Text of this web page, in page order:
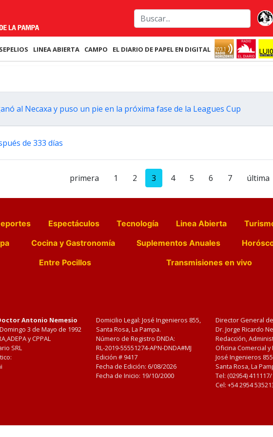
SEPELIOS LINEA ABIERTA CAMPO EL DIARIO DE PAPEL EN DIGITAL
al Necaxa y puso un pie en la próxima fase de la Leagues Cup
de 333 días
primera 1 2 3 4 5 6 7 última
Espectáculos Tecnología Linea Abierta
Cocina y Gastronomía Suplementos Anuales
Entre Pocillos Transmisiones en vivo
Antonio Nemesio
3 de Mayo de 1992
y CPPAL
SRL
Domicilio Legal: José Ingenieros 855,
Santa Rosa, La Pampa.
Número de Registro DNDA:
RL-2019-55551274-APN-DNDA#MJ
Edición # 9417
Fecha de Edición: 6/08/2026
Fecha de Inicio: 19/10/2000
Director General
Dr. Jorge Ricardo
Redacción,
Oficina Comercial
José Ingenieros
Santa Rosa, La
Tel: (02954)
Cel: +54 2954